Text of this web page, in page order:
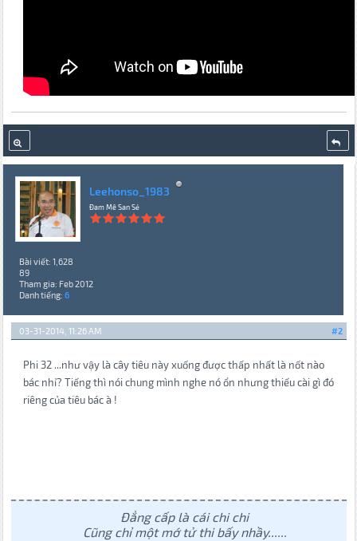
Leehonso_1983
Đam Mê San Sẻ
Bài viết: 1,628
89
Tham gia: Feb 2012
Danh tiếng: 6
#2
03-31-2014, 11:26 AM
Phi 32 ...như vậy là cây tiêu này xuống được thấp nhất là nốt nào
bác nhỉ? Tiếng thì nói chung mình nghe nó ổn nhưng thiếu cài gì đó
riêng của tiêu bác à !
Đẳng cấp là cái chi chi
Cũng chỉ một mớ tử thi bấy nhầy......